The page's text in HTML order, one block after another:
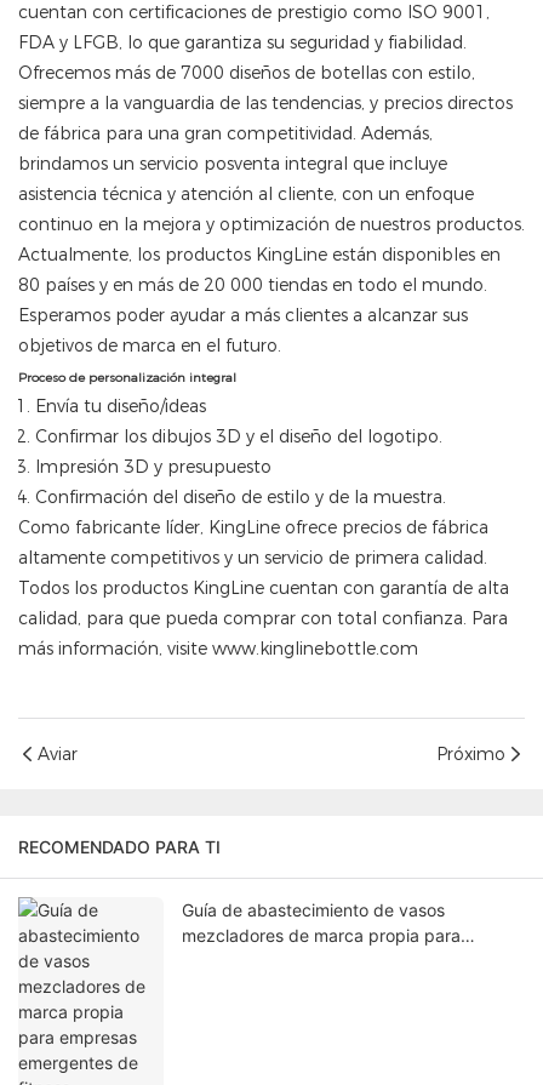
cuentan con certificaciones de prestigio como ISO 9001,
FDA y LFGB, lo que garantiza su seguridad y fiabilidad.
Ofrecemos más de 7000 diseños de botellas con estilo,
siempre a la vanguardia de las tendencias, y precios directos
de fábrica para una gran competitividad. Además,
brindamos un servicio posventa integral que incluye
asistencia técnica y atención al cliente, con un enfoque
continuo en la mejora y optimización de nuestros productos.
Actualmente, los productos KingLine están disponibles en
80 países y en más de 20 000 tiendas en todo el mundo.
Esperamos poder ayudar a más clientes a alcanzar sus
objetivos de marca en el futuro.
Proceso de personalización integral
Envía tu diseño/ideas
Confirmar los dibujos 3D y el diseño del logotipo.
Impresión 3D y presupuesto
Confirmación del diseño de estilo y de la muestra.
Como fabricante líder, KingLine ofrece precios de fábrica
altamente competitivos y un servicio de primera calidad.
Todos los productos KingLine cuentan con garantía de alta
calidad, para que pueda comprar con total confianza. Para
más información, visite www.kinglinebottle.com
Aviar Próximo
RECOMENDADO PARA TI
Guía de abastecimiento de vasos
mezcladores de marca propia para